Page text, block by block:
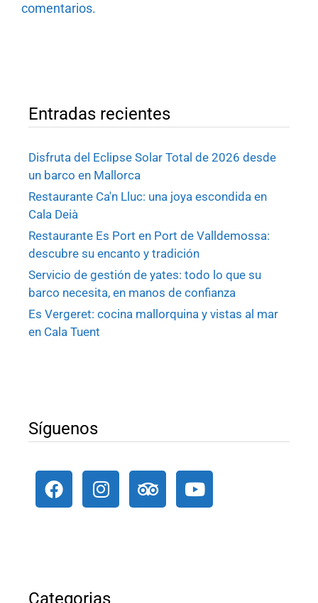
comentarios.
Entradas recientes
Disfruta del Eclipse Solar Total de 2026 desde
un barco en Mallorca
Restaurante Ca'n Lluc: una joya escondida en
Cala Deià
Restaurante Es Port en Port de Valldemossa:
descubre su encanto y tradición
Servicio de gestión de yates: todo lo que su
barco necesita, en manos de confianza
Es Vergeret: cocina mallorquina y vistas al mar
en Cala Tuent
Síguenos
Categorias